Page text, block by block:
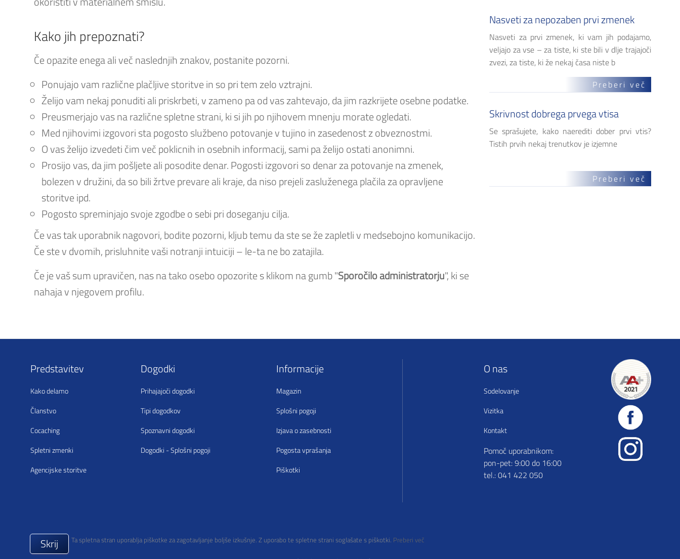
Kako jih prepoznati?
Če opazite enega ali več naslednjih znakov, postanite pozorni.
Ponujajo vam različne plačljive storitve in so pri tem zelo vztrajni.
Želijo vam nekaj ponuditi ali priskrbeti, v zameno pa od vas zahtevajo, da jim razkrijete osebne podatke.
Preusmerjajo vas na različne spletne strani, ki si jih po njihovem mnenju morate ogledati.
Med njihovimi izgovori sta pogosto službeno potovanje v tujino in zasedenost z obveznostmi.
O vas želijo izvedeti čim več poklicnih in osebnih informacij, sami pa želijo ostati anonimni.
Prosijo vas, da jim pošljete ali posodite denar. Pogosti izgovori so denar za potovanje na zmenek,
bolezen v družini, da so bili žrtve prevare ali kraje, da niso prejeli zasluženega plačila za opravljene
storitve ipd.
Pogosto spreminjajo svoje zgodbe o sebi pri doseganju cilja.
Če vas tak uporabnik nagovori, bodite pozorni, kljub temu da ste se že zapletli v medsebojno komunikacijo.
Če ste v dvomih, prisluhnite vaši notranji intuiciji – le-ta ne bo zatajila.
Če je vaš sum upravičen, nas na tako osebo opozorite s klikom na gumb "Sporočilo administratorju", ki se
nahaja v njegovem profilu.
Nasveti za nepozaben prvi zmenek
Nasveti za prvi zmenek, ki vam jih podajamo,
veljajo za vse – za tiste, ki ste bili v dlje trajajoči
zvezi, za tiste, ki že nekaj časa niste b
Preberi več
Skrivnost dobrega prvega vtisa
Se sprašujete, kako naerediti dober prvi vtis?
Tistih prvih nekaj trenutkov je izjemne
Preberi več
Predstavitev Dogodki Informacije
Kako delamo Prihajajoči dogodki
Magazin
Članstvo
Tipi dogodkov
Splošni pogoji
Cocaching
Spoznavni dogodki
Izjava o zasebnosti
Spletni zmenki
Dogodki - Splošni pogoji
Pogosta vprašanja
Agencijske storitve
Piškotki
O nas
Sodelovanje
Vizitka
Kontakt
Pomoč uporabnikom:
pon-pet: 9:00 do 16:00
tel.: 041 422 050
Skrij Ta spletna stran uporablja piškotke za zagotavljanje boljše izkušnje. Z uporabo te spletne strani soglašate s piškotki. Preberi več